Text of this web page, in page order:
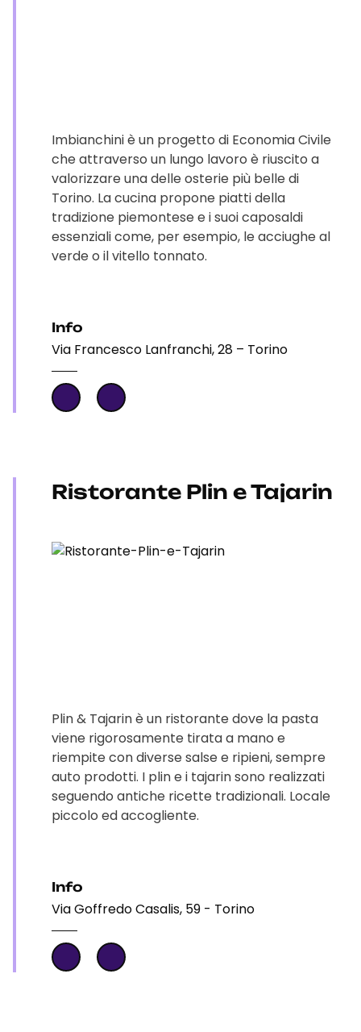
Imbianchini è un progetto di Economia Civile
che attraverso un lungo lavoro è riuscito a
valorizzare una delle osterie più belle di
Torino. La cucina propone piatti della
tradizione piemontese e i suoi caposaldi
essenziali come, per esempio, le acciughe al
verde o il vitello tonnato.
Info
Via Francesco Lanfranchi, 28 – Torino
Ristorante Plin e Tajarin
Plin & Tajarin è un ristorante dove la pasta
viene rigorosamente tirata a mano e
riempite con diverse salse e ripieni, sempre
auto prodotti. I plin e i tajarin sono realizzati
seguendo antiche ricette tradizionali. Locale
piccolo ed accogliente.
Info
Via Goffredo Casalis, 59 - Torino